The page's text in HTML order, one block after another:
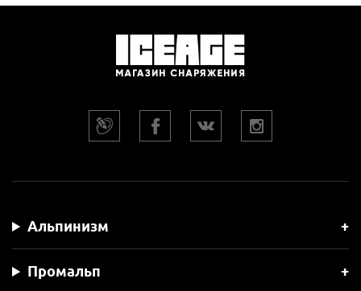
Альпинизм
Промальп